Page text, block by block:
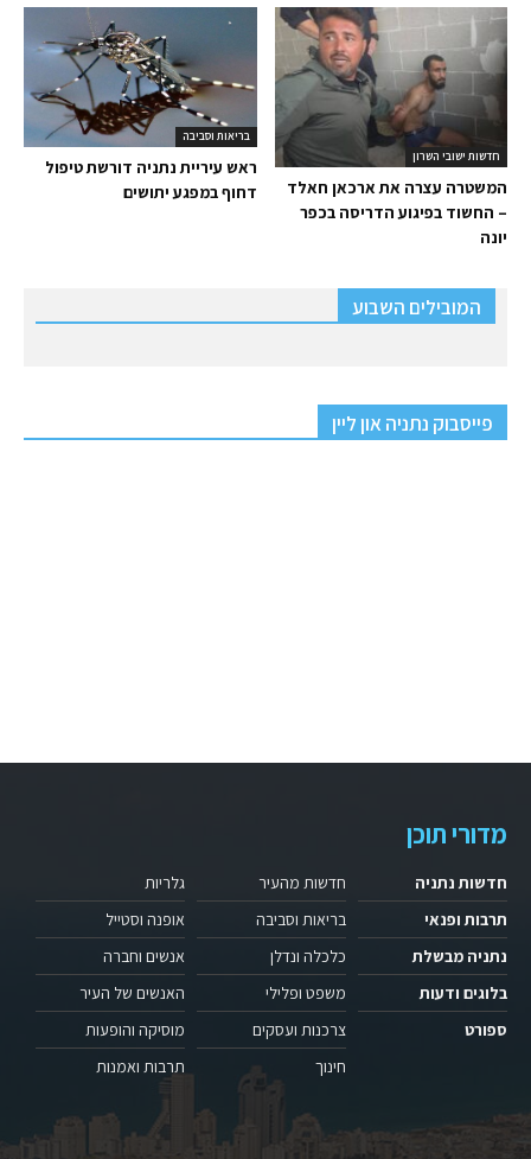
בריאות וסביבה
ראש עיריית נתניה דורשת טיפול
דחוף במפגע יתושים
חדשות ישובי השרון
המשטרה עצרה את ארכאן חאלד
– החשוד בפיגוע הדריסה בכפר
יונה
המובילים השבוע
פייסבוק נתניה און ליין
מדורי תוכן
חדשות נתניה
תרבות ופנאי
נתניה מבשלת
בלוגים ודעות
ספורט
חדשות מהעיר
בריאות וסביבה
כלכלה ונדלן
משפט ופלילי
צרכנות ועסקים
חינוך
גלריות
אופנה וסטייל
אנשים וחברה
האנשים של העיר
מוסיקה והופעות
תרבות ואמנות